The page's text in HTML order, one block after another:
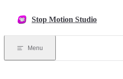
Stop Motion Studio
Menu